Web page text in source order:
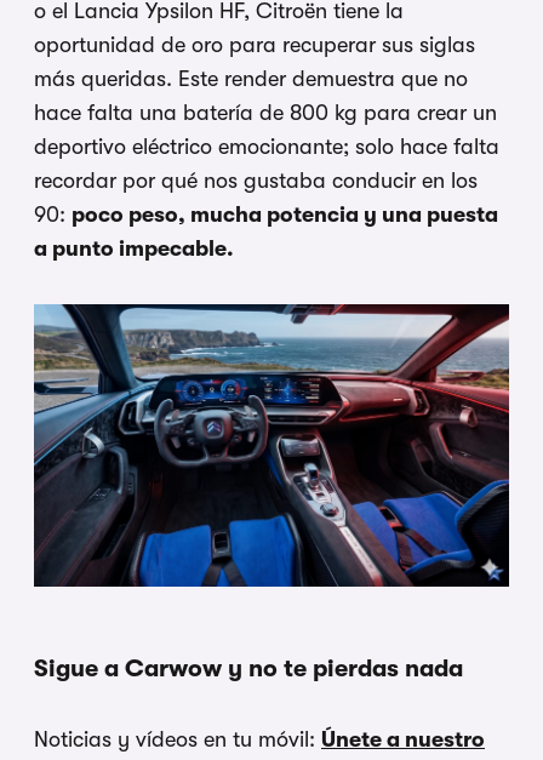
o el Lancia Ypsilon HF, Citroën tiene la
oportunidad de oro para recuperar sus siglas
más queridas. Este render demuestra que no
hace falta una batería de 800 kg para crear un
deportivo eléctrico emocionante; solo hace falta
recordar por qué nos gustaba conducir en los
90: poco peso, mucha potencia y una puesta
a punto impecable.
Sigue a Carwow y no te pierdas nada
Noticias y vídeos en tu móvil: Únete a nuestro